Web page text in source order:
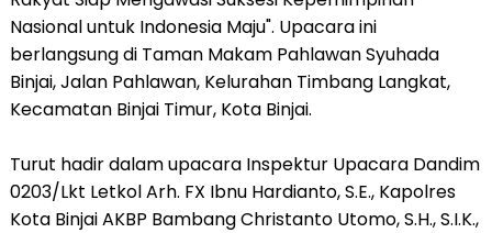
Nasional untuk Indonesia Maju". Upacara ini
berlangsung di Taman Makam Pahlawan Syuhada
Binjai, Jalan Pahlawan, Kelurahan Timbang Langkat,
Kecamatan Binjai Timur, Kota Binjai.
Turut hadir dalam upacara Inspektur Upacara Dandim
0203/Lkt Letkol Arh. FX Ibnu Hardianto, S.E., Kapolres
Kota Binjai AKBP Bambang Christanto Utomo, S.H., S.I.K.,